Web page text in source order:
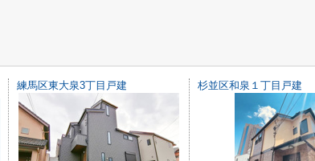
練馬区東大泉3丁目戸建 杉並区和泉１丁目戸建